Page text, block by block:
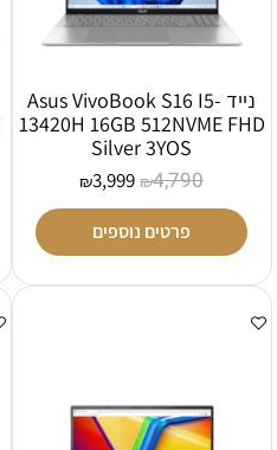
נייד Asus VivoBook S16 I5-
13420H 16GB 512NVME FHD
Silver 3YOS
₪4,790
₪3,999
פרטים נוספים